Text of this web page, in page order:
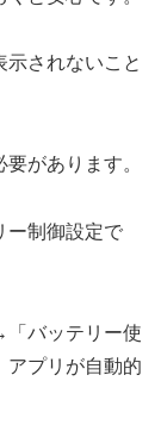
示されないこと
があります。
ー制御設定で
バッテリー使
アプリが自動的